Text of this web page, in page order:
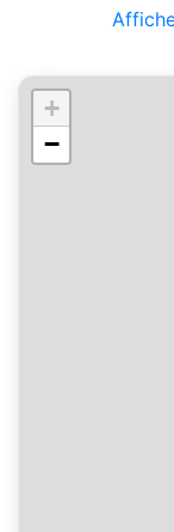
+
−